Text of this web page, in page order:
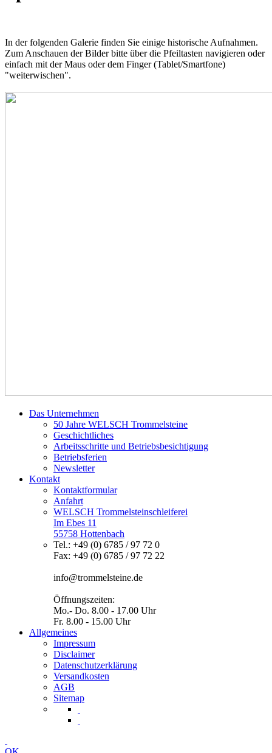
In der folgenden Galerie finden Sie einige historische Aufnahmen.
Zum Anschauen der Bilder bitte über die Pfeiltasten navigieren oder
einfach mit der Maus oder dem Finger (Tablet/Smartfone)
"weiterwischen".
Das Unternehmen
50 Jahre WELSCH Trommelsteine
Geschichtliches
Arbeitsschritte und Betriebsbesichtigung
Betriebsferien
Newsletter
Kontakt
Kontaktformular
Anfahrt
WELSCH Trommelsteinschleiferei
Im Ebes 11
55758 Hottenbach
Tel.: +49 (0) 6785 / 97 72 0
Fax: +49 (0) 6785 / 97 72 22
info@trommelsteine.de
Öffnungszeiten:
Mo.- Do. 8.00 - 17.00 Uhr
Fr. 8.00 - 15.00 Uhr
Allgemeines
Impressum
Disclaimer
Datenschutzerklärung
Versandkosten
AGB
Sitemap